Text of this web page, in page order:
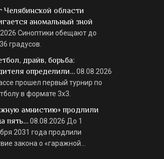
Челябинской области
аномальный зной
Синоптики обещают до
градусов.
драйв, борьба:
определили…08.08.2026
прошел первый турнир по
в формате 3х3.
амнистию» продлили
пять…08.08.2026 До 1
2031 года продлили
закона о «гаражной…